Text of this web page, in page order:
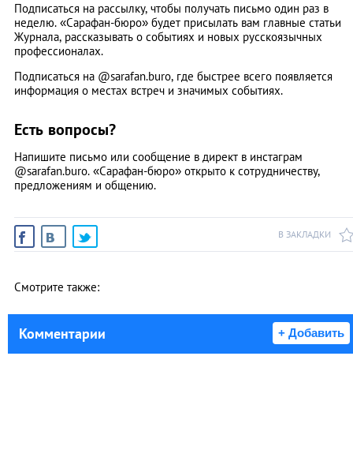
Подписаться на рассылку, чтобы получать письмо один раз в
неделю. «Сарафан-бюро» будет присылать вам главные статьи
Журнала, рассказывать о событиях и новых русскоязычных
профессионалах.
Подписаться на @sarafan.buro, где быстрее всего появляется
информация о местах встреч и значимых событиях.
Есть вопросы?
Напишите письмо или сообщение в директ в инстаграм
@sarafan.buro. «Сарафан-бюро» открыто к сотрудничеству,
предложениям и общению.
В ЗАКЛАДКИ
Смотрите также:
Комментарии + Добавить